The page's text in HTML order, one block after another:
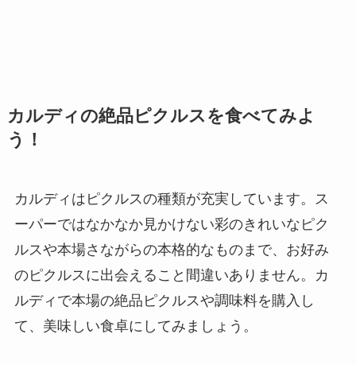
カルディの絶品ピクルスを食べてみよ
う！
カルディはピクルスの種類が充実しています。ス
ーパーではなかなか見かけない彩のきれいなピク
ルスや本場さながらの本格的なものまで、お好み
のピクルスに出会えること間違いありません。カ
ルディで本場の絶品ピクルスや調味料を購入し
て、美味しい食卓にしてみましょう。